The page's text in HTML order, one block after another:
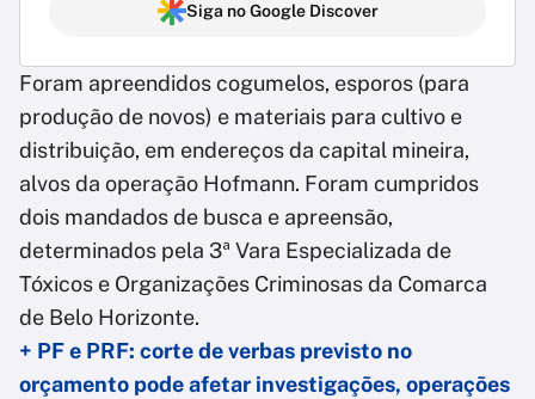
Siga no Google Discover
Foram apreendidos cogumelos, esporos (para
produção de novos) e materiais para cultivo e
distribuição, em endereços da capital mineira,
alvos da operação Hofmann. Foram cumpridos
dois mandados de busca e apreensão,
determinados pela 3ª Vara Especializada de
Tóxicos e Organizações Criminosas da Comarca
de Belo Horizonte.
+ PF e PRF: corte de verbas previsto no
orçamento pode afetar investigações, operações